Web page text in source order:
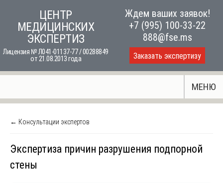
content
ЦЕНТР
МЕДИЦИНСКИХ
ЭКСПЕРТИЗ
Лицензия № Л041-01137-77 / 00288849
от 21.08.2013 года
Ждем ваших заявок!
+7 (995) 100-33-22
888@fse.ms
Заказать экспертизу
МЕНЮ
← Консультации экспертов
Экспертиза причин разрушения подпорной
стены